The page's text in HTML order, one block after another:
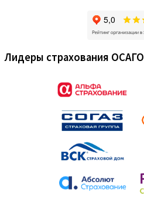
Лидеры страхования ОСАГО